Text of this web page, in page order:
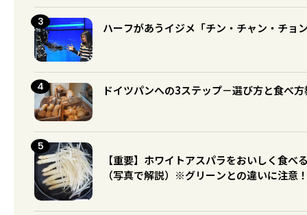
ハーフがあうイジメ「チン・チャン・チョ
ドイツパンへの3ステップ－選び方と食べ
【重要】ホワイトアスパラをおいしく食べ
（写真で解説）※グリーンとの違いに注意